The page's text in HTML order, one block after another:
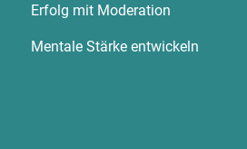
Erfolg mit Moderation
Mentale Stärke entwickeln